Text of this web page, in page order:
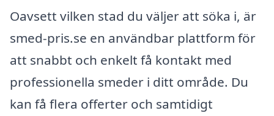
Oavsett vilken stad du väljer att söka i, är
smed-pris.se en användbar plattform för
att snabbt och enkelt få kontakt med
professionella smeder i ditt område. Du
kan få flera offerter och samtidigt